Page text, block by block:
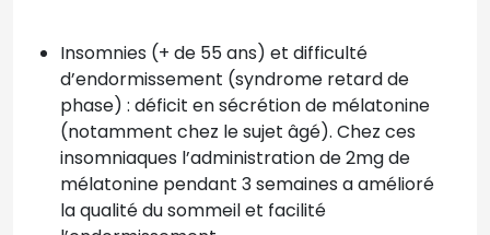
Insomnies (+ de 55 ans) et difficulté
d’endormissement (syndrome retard de
phase) : déficit en sécrétion de mélatonine
(notamment chez le sujet âgé). Chez ces
insomniaques l’administration de 2mg de
mélatonine pendant 3 semaines a amélioré
la qualité du sommeil et facilité